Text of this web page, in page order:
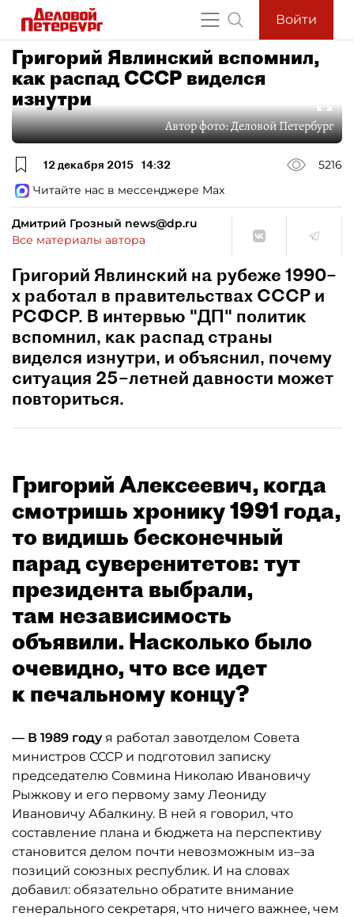
Войти
Григорий Явлинский вспомнил,
как распад СССР виделся
изнутри
Автор фото:Деловой Петербург
12 декабря 2015 14:32
5216
Читайте нас в мессенджере Max
Дмитрий Грозный news@dp.ru
Все материалы автора
Григорий Явлинский на рубеже 1990–
х работал в правительствах СССР и
РСФСР. В интервью "ДП" политик
вспомнил, как распад страны
виделся изнутри, и объяснил, почему
ситуация 25–летней давности может
повториться.
Григорий Алексеевич, когда
смотришь хронику 1991 года,
то видишь бесконечный
парад суверенитетов: тут
президента выбрали,
там независимость
объявили. Насколько было
очевидно, что все идет
к печальному концу?
— В 1989 годуя работал завотделом Совета
министров СССР и подготовил записку
председателю Совмина Николаю Ивановичу
Рыжкову и его первому заму Леониду
Ивановичу Абалкину. В ней я говорил, что
составление плана и бюджета на перспективу
становится делом почти невозможным из–за
позиций союзных республик. И на словах
добавил: обязательно обратите внимание
генерального секретаря, что ничего важнее, чем